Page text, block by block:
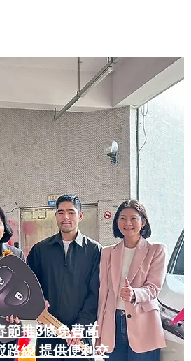
節推3條免費高
路線 提供便利交